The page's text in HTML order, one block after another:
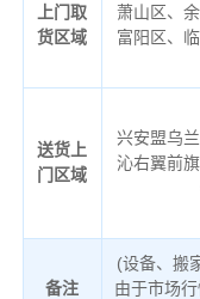
上门取
货区域
萧山区、
富阳区、
送货上
门区域
兴安盟乌
沁右翼前
备注
(设备、搬
由于市场